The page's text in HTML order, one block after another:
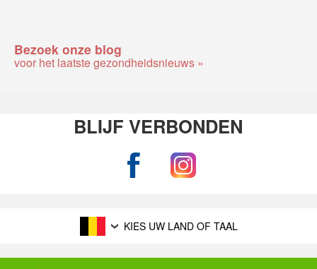
Bezoek onze blog
voor het laatste gezondheidsnieuws »
BLIJF VERBONDEN
KIES UW LAND OF TAAL